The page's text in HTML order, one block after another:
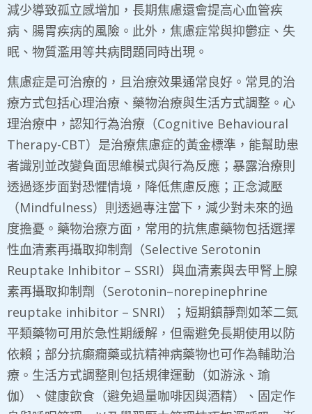
減少導致孤立感增加，長期焦慮還會提高心血管疾
病、腸胃疾病的風險。此外，焦慮症常與抑鬱症、失
眠、物質濫用等共病問題同時出現。
焦慮症是可治療的，且治療效果通常良好。常見的治
療方式包括心理治療、藥物治療與生活方式調整。心
理治療中，認知行為治療（Cognitive Behavioural
Therapy-CBT）是治療焦慮症的黃金標準，能幫助患
者識別並改變負面思維模式與行為反應；暴露治療則
透過逐步面對恐懼情境，降低焦慮反應；正念減壓
（Mindfulness）則透過專注當下，減少對未來的過
度擔憂。藥物治療方面，常用的抗焦慮藥物包括選擇
性血清素再攝取抑制劑（Selective Serotonin
Reuptake Inhibitor – SSRI）與血清素與去甲腎上腺
素再攝取抑制劑（Serotonin–norepinephrine
reuptake inhibitor – SNRI）；短期鎮靜劑如苯二氮
平類藥物可用於急性期緩解，但需避免長期使用以防
依賴；部分抗癲癇藥或抗精神病藥物也可作為輔助治
療。生活方式調整則包括規律運動（如游泳、瑜
伽）、健康飲食（避免過量咖啡因與酒精）、固定作